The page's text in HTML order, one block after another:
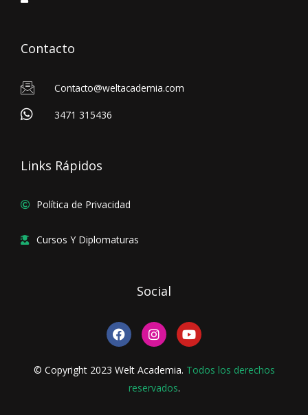
Contacto
Contacto@weltacademia.com
3471 315436
Links Rápidos
Política de Privacidad
Cursos Y Diplomaturas
Social
F
a
c
e
b
I
n
s
t
a
g
Y
o
u
t
u
© Copyright 2023 Welt Academia. Todos los derechos
reservados.